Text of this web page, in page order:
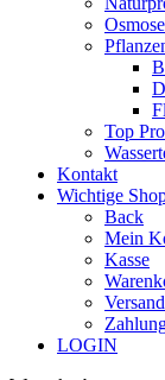
Top
Kontakt
Wichtige
Back
Mein
Kasse
LOGIN